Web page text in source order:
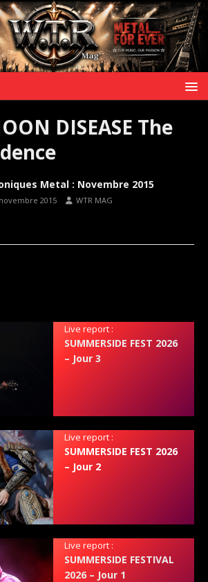
DISEASE The
Metal : Novembre 2015
2015 WTR MAG
Live report :
SUMMERSIDE FEST 2026
– Jour 3
Live report :
SUMMERSIDE FEST 2026
– Jour 2
Live report :
SUMMERSIDE FESTIVAL
2026 – Jour 1